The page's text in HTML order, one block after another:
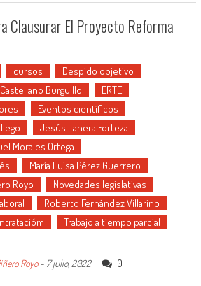
Clausurar El Proyecto Reforma
cursos
Despido objetivo
Burguillo
ERTE
Eventos científicos
Jesús Lahera Forteza
Morales Ortega
María Luisa Pérez Guerrero
Royo
Novedades legislativas
Roberto Fernández Villarino
Trabajo a tiempo parcial
Royo- 7 julio, 2022 0